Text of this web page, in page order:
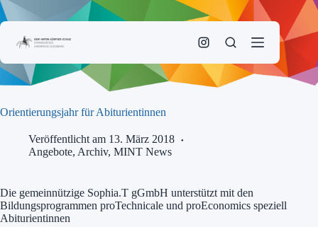
Zum
Inhalt
Orientierungsjahr für Abiturientinnen
Veröffentlicht am 13. März 2018
Angebote, Archiv, MINT News
Die gemeinnützige Sophia.T gGmbH unterstützt mit den
Bildungsprogrammen proTechnicale und proEconomics speziell
Abiturientinnen